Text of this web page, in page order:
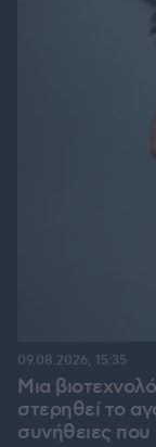
Μια
στερηθεί το
συνήθειες
09.08.2026, 15:35